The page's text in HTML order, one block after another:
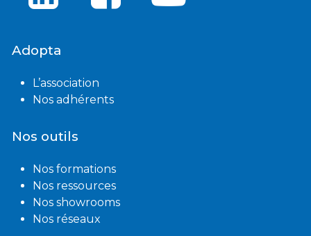
Adopta
L’association
Nos adhérents
Nos outils
Nos formations
Nos ressources
Nos showrooms
Nos réseaux